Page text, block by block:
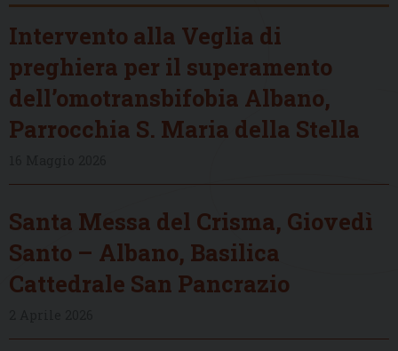
Intervento alla Veglia di
preghiera per il superamento
dell’omotransbifobia Albano,
Parrocchia S. Maria della Stella
Santa Messa del Crisma, Giovedì
Santo – Albano, Basilica
Cattedrale San Pancrazio